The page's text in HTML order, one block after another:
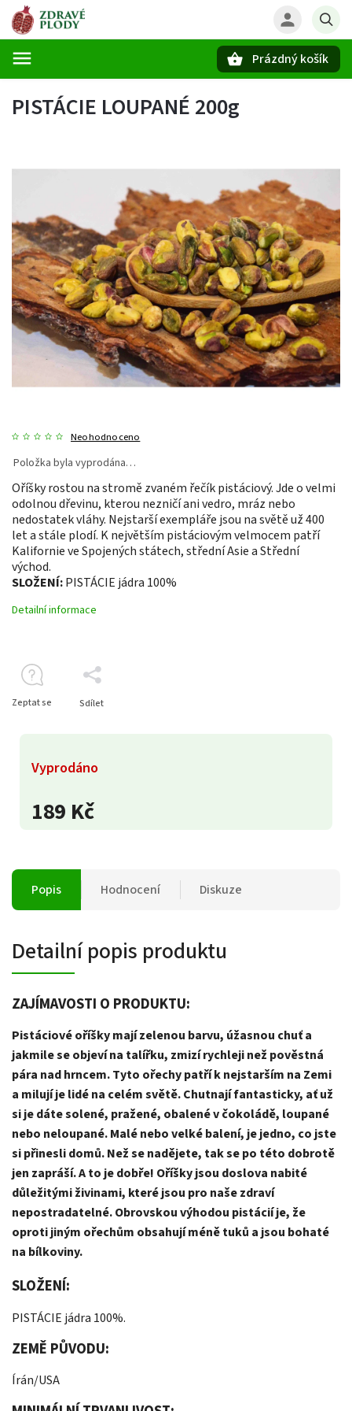
Prázdný košík
PISTÁCIE LOUPANÉ 200g
Neohodnoceno
189 Kč
Vyprodáno
Položka byla vyprodána…
Oříšky rostou na stromě zvaném řečík pistáciový. Jde o velmi
odolnou dřevinu, kterou nezničí ani vedro, mráz nebo
nedostatek vláhy. Nejstarší exempláře jsou na světě už 400
let a stále plodí. K největším pistáciovým velmocem patří
Kalifornie ve Spojených státech, střední Asie a Střední
východ.
SLOŽENÍ:PISTÁCIE jádra 100%
Detailní informace
Zeptat se Sdílet
Popis Hodnocení Diskuze
Detailní popis produktu
ZAJÍMAVOSTI O PRODUKTU:
Pistáciové oříšky mají zelenou barvu, úžasnou chuť a
jakmile se objeví na talířku, zmizí rychleji než pověstná
pára nad hrncem. Tyto ořechy patří k nejstarším na Zemi
a milují je lidé na celém světě.Chutnají fantasticky, ať už
si je dáte solené, pražené, obalené v čokoládě, loupané
nebo neloupané. Malé nebo velké balení, je jedno, co jste
si přinesli domů. Než se nadějete, tak se po této dobrotě
jen zapráší. A to je dobře! Oříšky jsou doslova nabité
důležitými živinami, které jsou pro naše zdraví
nepostradatelné. Obrovskou výhodou pistácií je, že
oproti jiným ořechům obsahují méně tuků a jsou bohaté
na bílkoviny.
SLOŽENÍ:
PISTÁCIE jádra 100%.
ZEMĚ PŮVODU:
Írán/USA